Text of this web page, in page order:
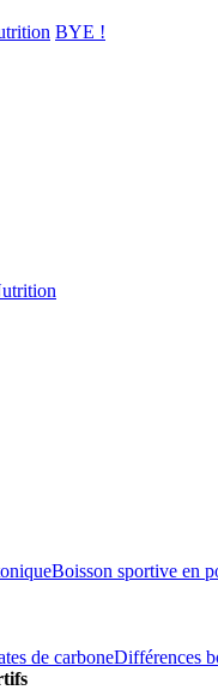
BYE !
Boisson sportive en
de carboneDifférences